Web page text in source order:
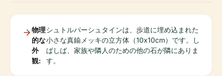
物理
的な
外
観:
シュトルパーシュタインは、歩道に埋め込まれた
小さな真鍮メッキの立方体（10x10cm）です。し
ばしば、家族や隣人のための他の石が隣にありま
す。